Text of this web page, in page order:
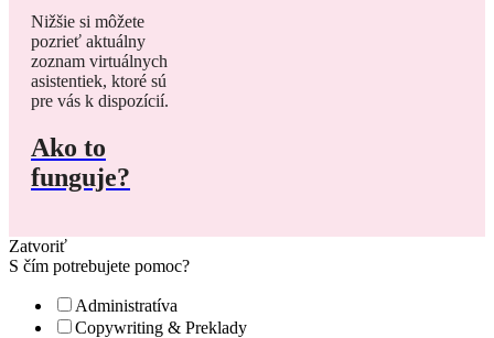
Nižšie si môžete
pozrieť aktuálny
zoznam virtuálnych
asistentiek, ktoré sú
pre vás k dispozícií.
Ako to
funguje?
Zatvoriť
S čím potrebujete pomoc?
Administratíva
Copywriting & Preklady